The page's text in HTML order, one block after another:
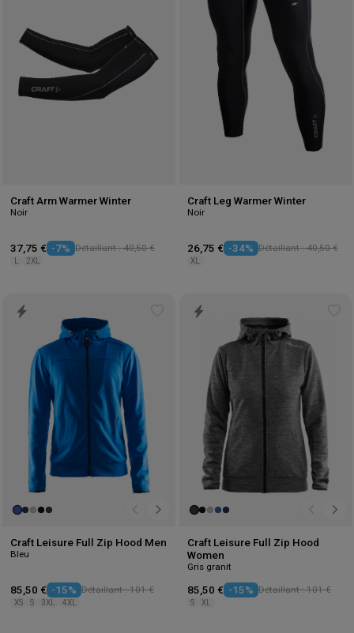
Craft Arm Warmer Winter
Noir
37,75 € -7% Détaillant : 40,50 €
2XL
Craft Leg Warmer Winter
Noir
26,75 € -34% Détaillant : 40,50 €
XL
Craft Leisure Full Zip Hood Men
Bleu
85,50 € -15% Détaillant : 101 €
XS S 3XL 4XL
Craft Leisure Full Zip Hood
Women
Gris granit
85,50 € -15% Détaillant : 101 €
S XL